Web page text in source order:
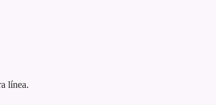
línea.